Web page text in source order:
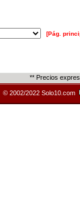
[Pág.
** Precios
© 2002/2022 Solo10.com